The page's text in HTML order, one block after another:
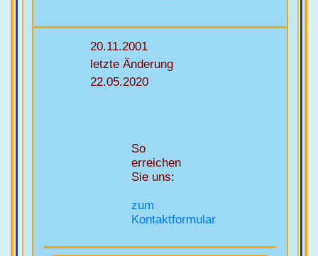
20.11.2001
letzte Änderung
22.05.2020
So
erreichen
Sie uns:
zum
Kontaktformular